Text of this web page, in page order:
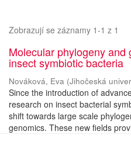
Zobrazují se záznamy 1-1 z 1
Molecular phylogeny and
insect symbiotic bacteria
Nováková, Eva (Jihočeská
Since the introduction of
research on insect bacterial
shift towards large scale
genomics. These new fields